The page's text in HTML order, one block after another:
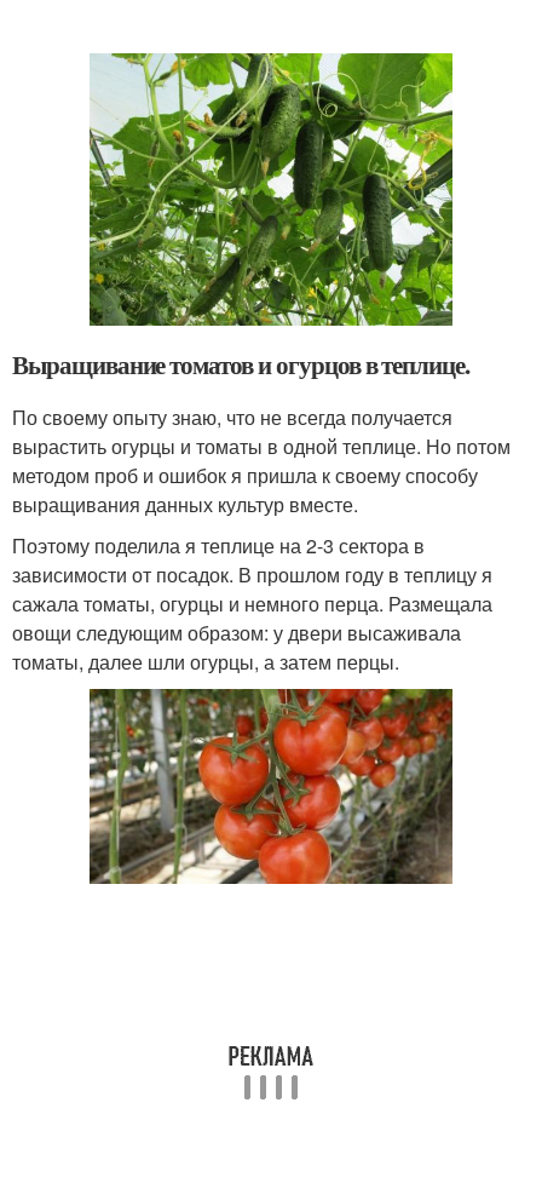
Выращивание томатов и огурцов в теплице.
По своему опыту знаю, что не всегда получается
вырастить огурцы и томаты в одной теплице. Но потом
методом проб и ошибок я пришла к своему способу
выращивания данных культур вместе.
Поэтому поделила я теплице на 2-3 сектора в
зависимости от посадок. В прошлом году в теплицу я
сажала томаты, огурцы и немного перца. Размещала
овощи следующим образом: у двери высаживала
томаты, далее шли огурцы, а затем перцы.